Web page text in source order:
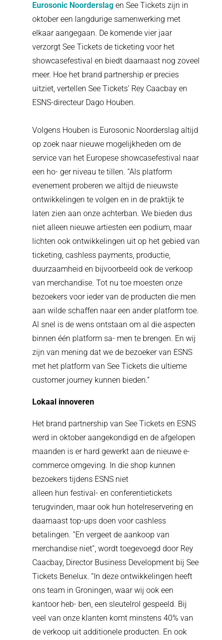
Eurosonic Noorderslagen See Tickets zijn in
oktober een langdurige samenwerking met
elkaar aangegaan. De komende vier jaar
verzorgt See Tickets de ticketing voor het
showcasefestival en biedt daarnaast nog zoveel
meer. Hoe het brand partnership er precies
uitziet, vertellen See Tickets’ Rey Caacbay en
ESNS-directeur Dago Houben.
Volgens Houben is Eurosonic Noorderslag altijd
op zoek naar nieuwe mogelijkheden om de
service van het Europese showcasefestival naar
een ho- ger niveau te tillen. “Als platform
evenement proberen we altijd de nieuwste
ontwikkelingen te volgen en in de praktijk te
laten zien aan onze achterban. We bieden dus
niet alleen nieuwe artiesten een podium, maar
lichten ook ontwikkelingen uit op het gebied van
ticketing, cashless payments, productie,
duurzaamheid en bijvoorbeeld ook de verkoop
van merchandise. Tot nu toe moesten onze
bezoekers voor ieder van de producten die men
aan wilde schaffen naar een ander platform toe.
Al snel is de wens ontstaan om al die aspecten
binnen één platform sa- men te brengen. En wij
zijn van mening dat we de bezoeker van ESNS
met het platform van See Tickets die ultieme
customer journey kunnen bieden.”
Lokaal innoveren
Het brand partnership van See Tickets en ESNS
werd in oktober aangekondigd en de afgelopen
maanden is er hard gewerkt aan de nieuwe e-
commerce omgeving. In die shop kunnen
bezoekers tijdens ESNS niet
alleen hun festival- en conferentietickets
terugvinden, maar ook hun hotelreservering en
daarnaast top-ups doen voor cashless
betalingen. “En vergeet de aankoop van
merchandise niet”, wordt toegevoegd door Rey
Caacbay, Director Business Development bij See
Tickets Benelux. “In deze ontwikkelingen heeft
ons team in Groningen, waar wij ook een
kantoor heb- ben, een sleutelrol gespeeld. Bij
veel van onze klanten komt minstens 40% van
de verkoop uit additionele producten. En ook